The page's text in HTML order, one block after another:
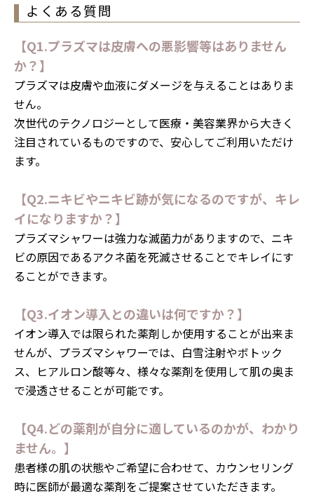
よくある質問
【Q1.プラズマは皮膚への悪影響等はありません
か？】
プラズマは皮膚や血液にダメージを与えることはありま
せん。
次世代のテクノロジーとして医療・美容業界から大きく
注目されているものですので、安心してご利用いただけ
ます。
【Q2.ニキビやニキビ跡が気になるのですが、キレ
イになりますか？】
プラズマシャワーは強力な滅菌力がありますので、ニキ
ビの原因であるアクネ菌を死滅させることでキレイにす
ることができます。
【Q3.イオン導入との違いは何ですか？】
イオン導入では限られた薬剤しか使用することが出来ま
せんが、プラズマシャワーでは、白雪注射やボトック
ス、ヒアルロン酸等々、様々な薬剤を使用して肌の奥ま
で浸透させることが可能です。
【Q4.どの薬剤が自分に適しているのかが、わかり
ません。】
患者様の肌の状態やご希望に合わせて、カウンセリング
時に医師が最適な薬剤をご提案させていただきます。